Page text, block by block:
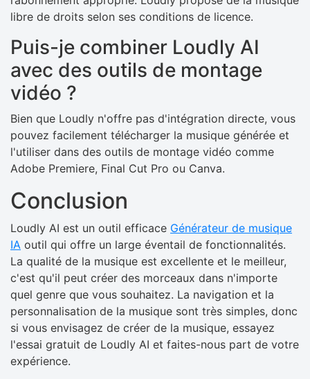
libre de droits selon ses conditions de licence.
Puis-je combiner Loudly AI
avec des outils de montage
vidéo ?
Bien que Loudly n'offre pas d'intégration directe, vous
pouvez facilement télécharger la musique générée et
l'utiliser dans des outils de montage vidéo comme
Adobe Premiere, Final Cut Pro ou Canva.
Conclusion
Loudly AI est un outil efficace Générateur de musique
IA outil qui offre un large éventail de fonctionnalités.
La qualité de la musique est excellente et le meilleur,
c'est qu'il peut créer des morceaux dans n'importe
quel genre que vous souhaitez. La navigation et la
personnalisation de la musique sont très simples, donc
si vous envisagez de créer de la musique, essayez
l'essai gratuit de Loudly AI et faites-nous part de votre
expérience.